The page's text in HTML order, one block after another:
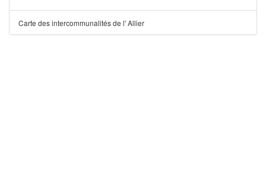
Carte des intercommunalités de l' Allier